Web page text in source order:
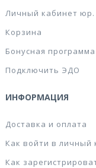
Личный кабинет юр.
Корзина
Бонусная программа
Подключить ЭДО
ИНФОРМАЦИЯ
Доставка и оплата
Как войти в личный
Как